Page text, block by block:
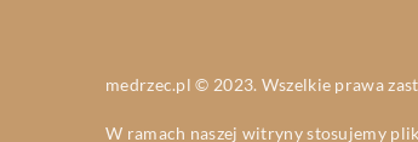
medrzec.pl © 2023. Wszelkie prawa
W ramach naszej witryny stosujemy